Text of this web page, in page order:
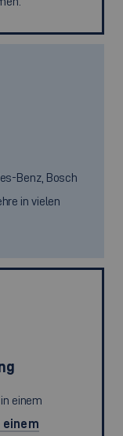
Benz, Bosch
in vielen
einem